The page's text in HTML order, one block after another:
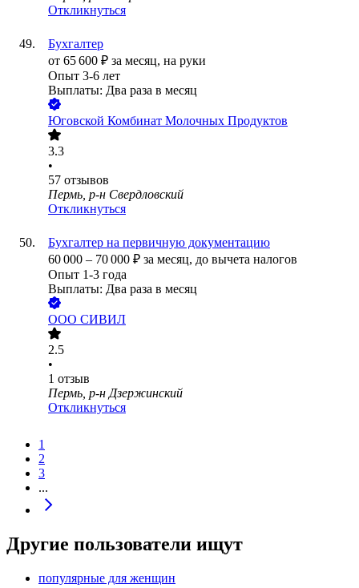
Откликнуться
Бухгалтер
от 65 600 ₽ за месяц, на руки
Опыт 3-6 лет
Выплаты: Два раза в месяц
Юговской Комбинат Молочных Продуктов
3.3
•
57 отзывов
Пермь, р-н Свердловский
Откликнуться
Бухгалтер на первичную документацию
60 000 – 70 000 ₽ за месяц, до вычета налогов
Опыт 1-3 года
Выплаты: Два раза в месяц
ООО СИВИЛ
2.5
•
1 отзыв
Пермь, р-н Дзержинский
Откликнуться
1
2
3
...
Другие пользователи ищут
популярные для женщин